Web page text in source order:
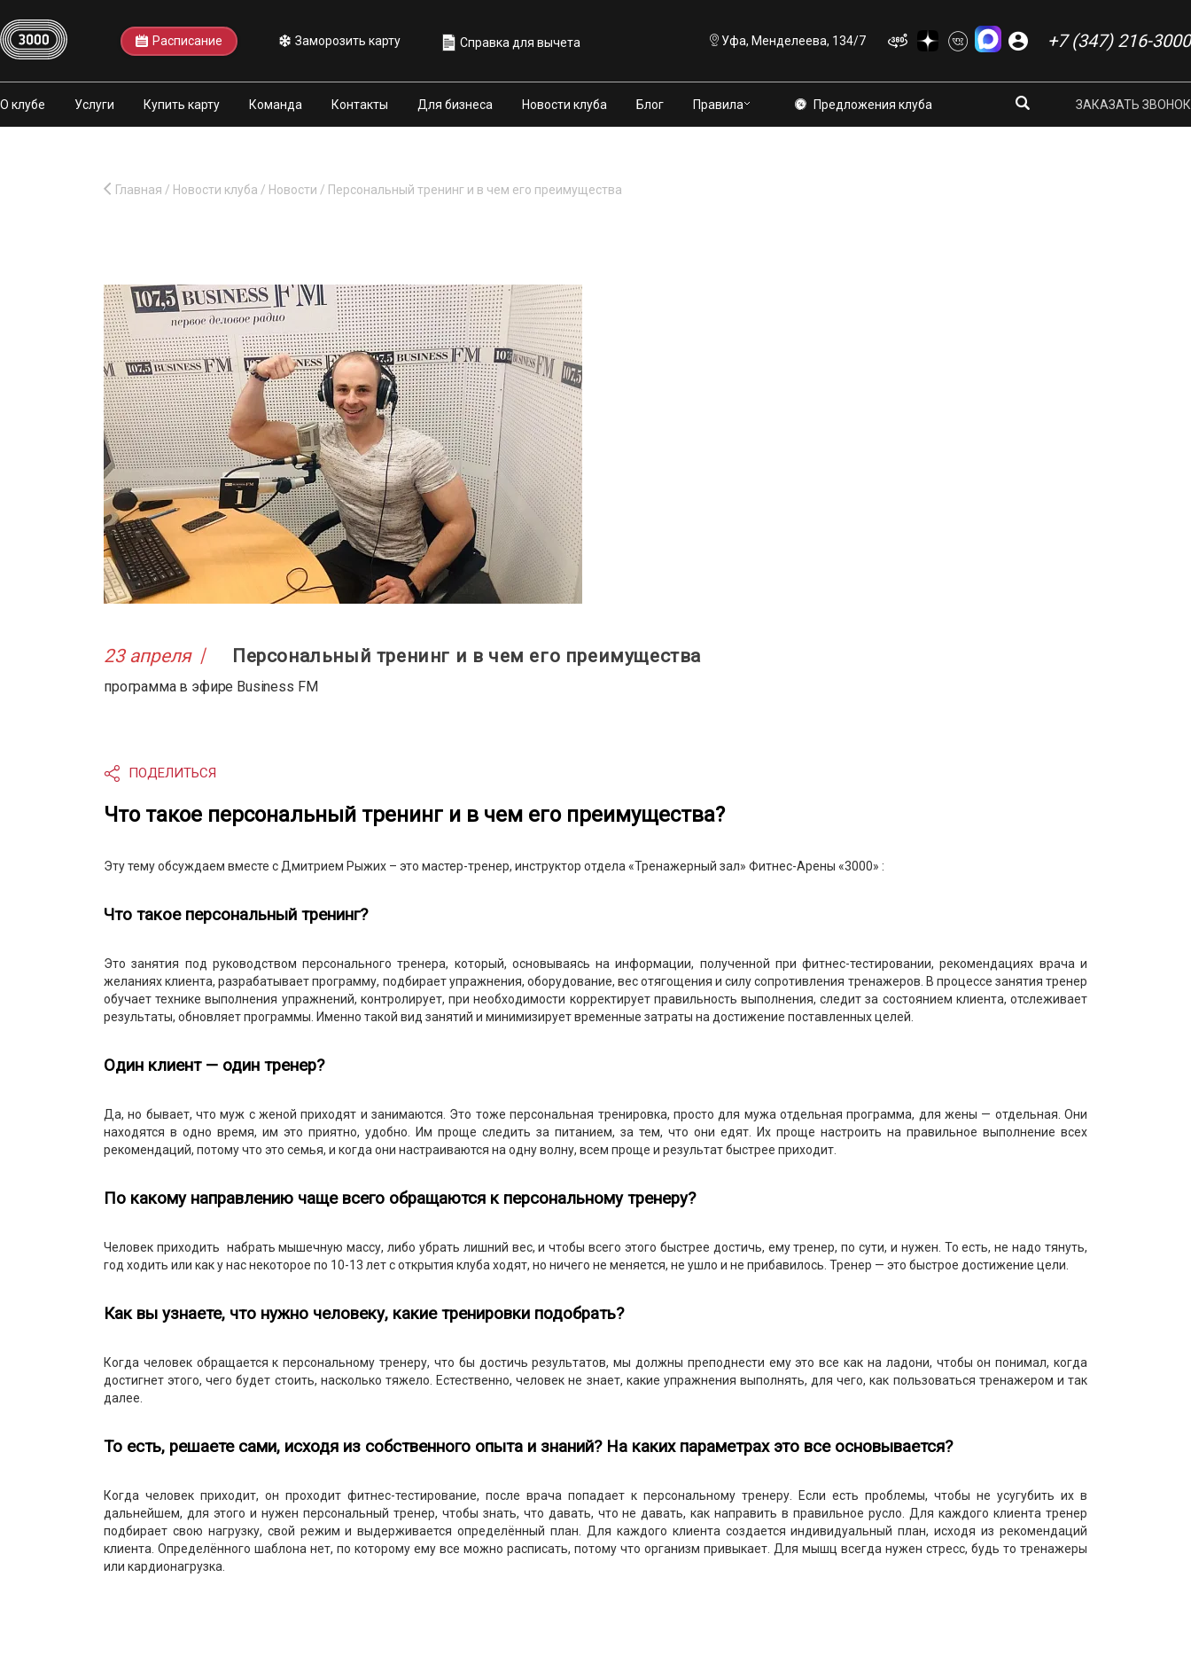
Расписание Заморозить карту Справка для вычета Уфа, Менделеева, 134/7 +7 (347) 216-3000
О клубе Услуги Купить карту Команда Контакты Для бизнеса Новости клуба Блог Правила Предложения клуба ЗАКАЗАТЬ ЗВОНОК
Главная / Новости клуба / Новости / Персональный тренинг и в чем его преимущества
23 апреля Персональный тренинг и в чем его преимущества
программа в эфире Business FM
ПОДЕЛИТЬСЯ
Что такое персональный тренинг и в чем его преимущества?
Эту тему обсуждаем вместе с Дмитрием Рыжих – это мастер-тренер, инструктор отдела «Тренажерный зал» Фитнес-Арены «3000» :
Что такое персональный тренинг?
Это занятия под руководством персонального тренера, который, основываясь на информации, полученной при фитнес-тестировании, рекомендациях врача и
желаниях клиента, разрабатывает программу, подбирает упражнения, оборудование, вес отягощения и силу сопротивления тренажеров. В процессе занятия тренер
обучает технике выполнения упражнений, контролирует, при необходимости корректирует правильность выполнения, следит за состоянием клиента, отслеживает
результаты, обновляет программы. Именно такой вид занятий и минимизирует временные затраты на достижение поставленных целей.
Один клиент — один тренер?
Да, но бывает, что муж с женой приходят и занимаются. Это тоже персональная тренировка, просто для мужа отдельная программа, для жены — отдельная. Они
находятся в одно время, им это приятно, удобно. Им проще следить за питанием, за тем, что они едят. Их проще настроить на правильное выполнение всех
рекомендаций, потому что это семья, и когда они настраиваются на одну волну, всем проще и результат быстрее приходит.
По какому направлению чаще всего обращаются к персональному тренеру?
Человек приходить набрать мышечную массу, либо убрать лишний вес, и чтобы всего этого быстрее достичь, ему тренер, по сути, и нужен. То есть, не надо тянуть,
год ходить или как у нас некоторое по 10-13 лет с открытия клуба ходят, но ничего не меняется, не ушло и не прибавилось. Тренер — это быстрое достижение цели.
Как вы узнаете, что нужно человеку, какие тренировки подобрать?
Когда человек обращается к персональному тренеру, что бы достичь результатов, мы должны преподнести ему это все как на ладони, чтобы он понимал, когда
достигнет этого, чего будет стоить, насколько тяжело. Естественно, человек не знает, какие упражнения выполнять, для чего, как пользоваться тренажером и так
далее.
То есть, решаете сами, исходя из собственного опыта и знаний? На каких параметрах это все основывается?
Когда человек приходит, он проходит фитнес-тестирование, после врача попадает к персональному тренеру. Если есть проблемы, чтобы не усугубить их в
дальнейшем, для этого и нужен персональный тренер, чтобы знать, что давать, что не давать, как направить в правильное русло. Для каждого клиента тренер
подбирает свою нагрузку, свой режим и выдерживается определённый план. Для каждого клиента создается индивидуальный план, исходя из рекомендаций
клиента. Определённого шаблона нет, по которому ему все можно расписать, потому что организм привыкает. Для мышц всегда нужен стресс, будь то тренажеры
или кардионагрузка.